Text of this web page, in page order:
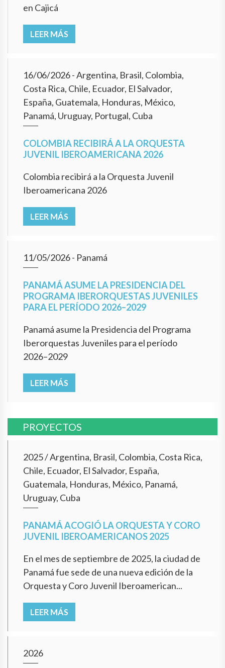
en Cajicá
LEER MÁS
16/06/2026- Argentina, Brasil, Colombia,
Costa Rica, Chile, Ecuador, El Salvador,
España, Guatemala, Honduras, México,
Panamá, Uruguay, Portugal, Cuba
COLOMBIA RECIBIRÁ A LA ORQUESTA
JUVENIL IBEROAMERICANA 2026
Colombia recibirá a la Orquesta Juvenil
Iberoamericana 2026
LEER MÁS
11/05/2026- Panamá
PANAMÁ ASUME LA PRESIDENCIA DEL
PROGRAMA IBERORQUESTAS JUVENILES
PARA EL PERÍODO 2026–2029
Panamá asume la Presidencia del Programa
Iberorquestas Juveniles para el período
2026–2029
LEER MÁS
PROYECTOS
2025/Argentina, Brasil, Colombia, Costa Rica,
Chile, Ecuador, El Salvador, España,
Guatemala, Honduras, México, Panamá,
Uruguay, Cuba
PANAMÁ ACOGIÓ LA ORQUESTA Y CORO
JUVENIL IBEROAMERICANOS 2025
En el mes de septiembre de 2025, la ciudad de
Panamá fue sede de una nueva edición de la
Orquesta y Coro Juvenil Iberoamerican...
LEER MÁS
2026